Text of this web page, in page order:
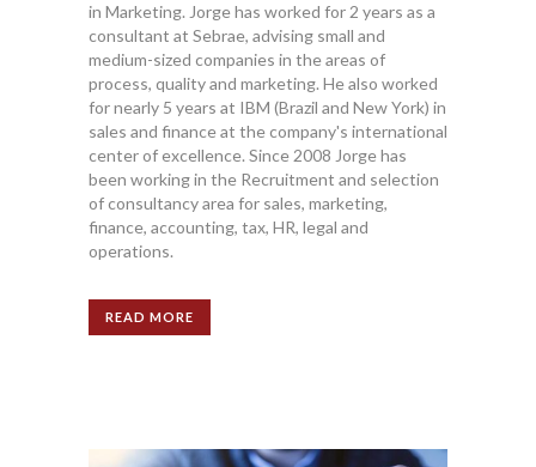
in Marketing. Jorge has worked for 2 years as a
consultant at Sebrae, advising small and
medium-sized companies in the areas of
process, quality and marketing. He also worked
for nearly 5 years at IBM (Brazil and New York) in
sales and finance at the company's international
center of excellence. Since 2008 Jorge has
been working in the Recruitment and selection
of consultancy area for sales, marketing,
finance, accounting, tax, HR, legal and
operations.
READ MORE